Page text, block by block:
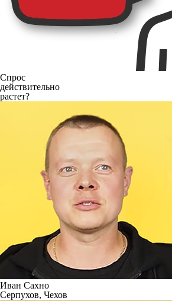
Спрос
действительно
растет?
Иван Сахно
Серпухов, Чехов